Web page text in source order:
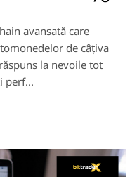
avansată care
de câțiva
la nevoile tot
perf...